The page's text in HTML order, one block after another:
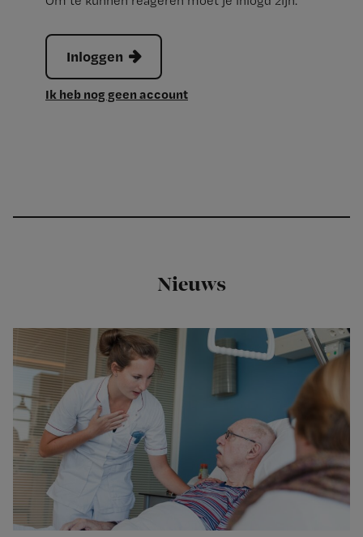
Inloggen
Ik heb nog geen account
Nieuws